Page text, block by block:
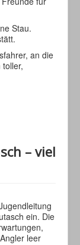
Stau.
an die
– viel
ein. Die
leer